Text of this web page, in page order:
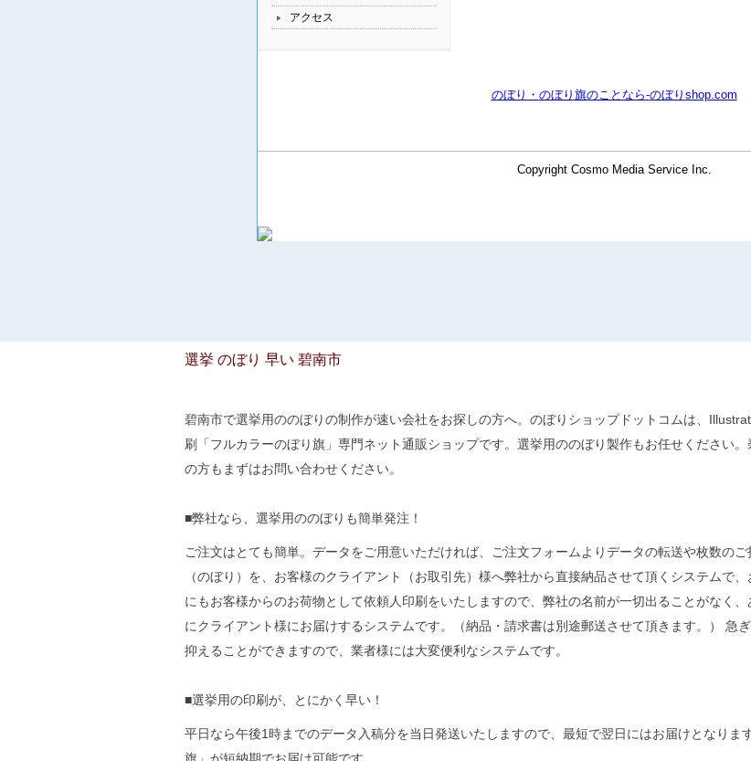
選挙 のぼり 早い 碧南市
碧南市で選挙用ののぼりの制作が速い会社をお探しの方へ。のぼりショップドットコムは、
刷「フルカラーのぼり旗」専門ネット通販ショップです。選挙用ののぼり製作もお任せください
の方もまずはお問い合わせください。
■弊社なら、選挙用ののぼりも簡単発注！
ご注文はとても簡単。データをご用意いただければ、ご注文フォームよりデータの転送や枚数の
（のぼり）を、お客様のクライアント（お取引先）様へ弊社から直接納品させて頂くシステムで
にもお客様からのお荷物として依頼人印刷をいたしますので、弊社の名前が一切出ることがなく
にクライアント様にお届けするシステムです。（納品・請求書は別途郵送させて頂きます。） 急
抑えることができますので、業者様には大変便利なシステムです。
■選挙用の印刷が、とにかく早い！
平日なら午後1時までのデータ入稿分を当日発送いたしますので、最短で翌日にはお届けとなりま